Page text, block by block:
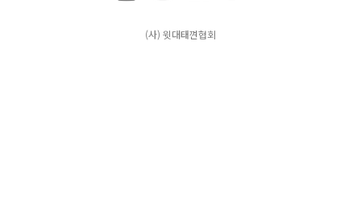
(사) 윗대태껸택견, Taekkyeon
협회